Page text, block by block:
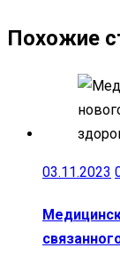
Похожие
03.11.2023